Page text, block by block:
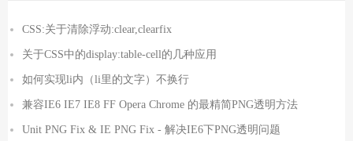
CSS:关于清除浮动:clear,clearfix
关于CSS中的display:table-cell的几种应用
如何实现li内（li里的文字）不换行
兼容IE6 IE7 IE8 FF Opera Chrome 的最精简PNG透明方法
Unit PNG Fix & IE PNG Fix - 解决IE6下PNG透明问题